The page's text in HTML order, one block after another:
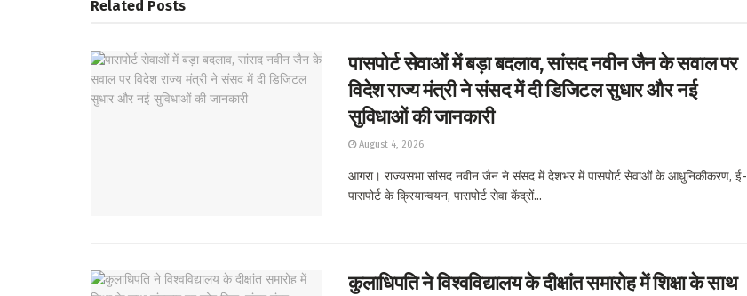
Related Posts
पासपोर्ट सेवाओं में बड़ा बदलाव, सांसद नवीन जैन के सवाल पर
विदेश राज्य मंत्री ने संसद में दी डिजिटल सुधार और नई
सुविधाओं की जानकारी
August 4, 2026
आगरा। राज्यसभा सांसद नवीन जैन ने संसद में देशभर में पासपोर्ट सेवाओं के आधुनिकीकरण, ई-
पासपोर्ट के क्रियान्वयन, पासपोर्ट सेवा केंद्रों...
कुलाधिपति ने विश्वविद्यालय के दीक्षांत समारोह में शिक्षा के साथ